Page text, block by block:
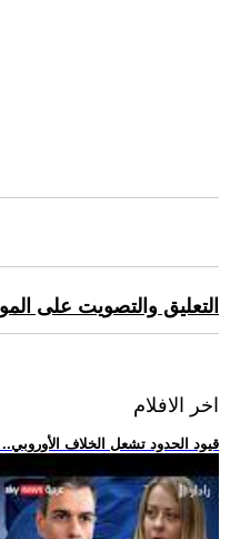
التعليق والتصويت على
اخر الافلام
.. قيود الحدود تشعل الخلاف